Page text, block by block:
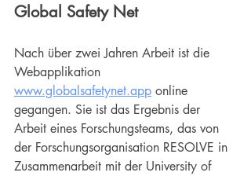
Global Safety Net
Nach über zwei Jahren Arbeit ist die
Webapplikation
www.globalsafetynet.app online
gegangen. Sie ist das Ergebnis der
Arbeit eines Forschungsteams, das von
der Forschungsorganisation RESOLVE in
Zusammenarbeit mit der University of